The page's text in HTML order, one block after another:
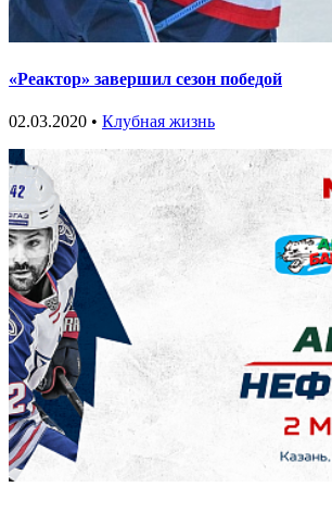
«Реактор» завершил сезон победой
02.03.2020 • Клубная жизнь